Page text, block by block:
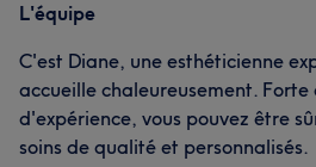
L'équipe
C'est Diane, une esthéticienne
accueille chaleureusement. Forte
d'expérience, vous pouvez être
soins de qualité et personnalisés.